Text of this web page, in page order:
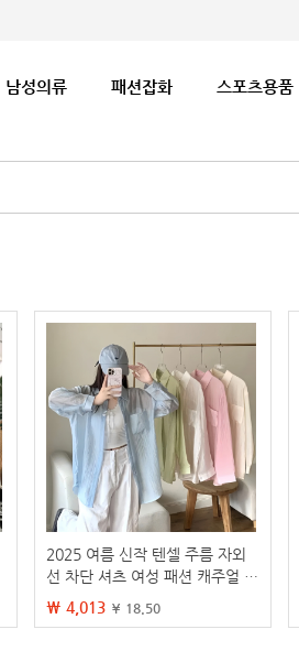
남성의류 패션잡화 스포츠용품
2025 여름 신작 텐셀 주름 자외
선 차단 셔츠 여성 패션 캐주얼 얇
은 카디건 자켓 탑 에어컨 셔츠
₩ 4,013 ¥ 18.50